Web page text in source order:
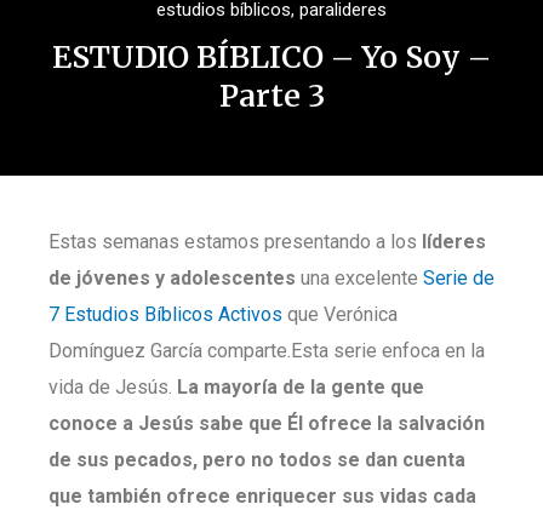
estudios bíblicos, paralideres
ESTUDIO BÍBLICO – Yo Soy –
Parte 3
Estas semanas estamos presentando a los líderes
de jóvenes y adolescentes una excelente Serie de
7 Estudios Bíblicos Activos que Verónica
Domínguez García comparte.Esta serie enfoca en la
vida de Jesús. La mayoría de la gente que
conoce a Jesús sabe que Él ofrece la salvación
de sus pecados, pero no todos se dan cuenta
que también ofrece enriquecer sus vidas cada